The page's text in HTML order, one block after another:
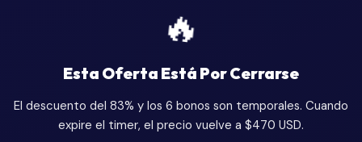
🔥
Esta Oferta Está Por Cerrarse
El descuento del 83% y los 6 bonos son temporales. Cuando
expire el timer, el precio vuelve a $470 USD.